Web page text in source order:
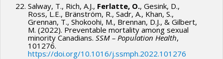
Salway, T., Rich, A.J., Ferlatte, O., Gesink, D.,
Ross, L.E., Bränström, R., Sadr, A., Khan, S.,
Grennan, T., Shokoohi, M., Brennan, D.J., & Gilbert,
M. (2022). Preventable mortality among sexual
minority Canadians. SSM – Population Health,
101276.
https://doi.org/10.1016/j.ssmph.2022.101276